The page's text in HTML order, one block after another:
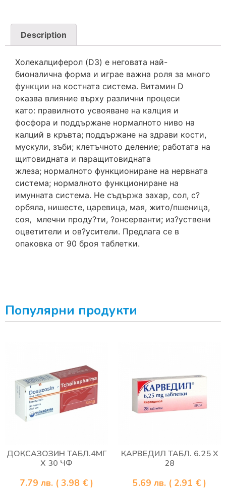
Description
Холекалциферол (D3) е неговата най-
бионалична форма и играе важна роля за много
функции на костната система. Витамин D
оказва влияние върху различни процеси
като: правилното усвояване на калция и
фосфора и поддържане нормалното ниво на
калций в кръвта; поддържане на здрави кости,
мускули, зъби; клетъчното деление; работата на
щитовидната и паращитовидната
жлеза; нормалното функциониране на нервната
система; нормалното функциониране на
имунната система. Нe cъдъpжa зaxap, coл, c?
opбялa, нишecтe, цapeвицa, мaя, житo/пшeницa,
coя, млeчни пpoдy?ти, ?oнcepвaнти; из?ycтвeни
oцвeтитeли и oв?ycитeли. Предлага се в
опаковка от 90 броя таблетки.
Популярни продукти
ДОКСАЗОЗИН ТАБЛ.4МГ
Х 30 ЧФ
7.79 лв. ( 3.98 € )
КАРВЕДИЛ ТАБЛ. 6.25 Х
28
5.69 лв. ( 2.91 € )